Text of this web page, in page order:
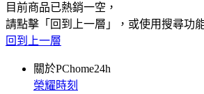
目前商品已熱銷一空，
請點擊「回到上一層」，或使用搜尋功
回到上一層
關於PChome24h
榮耀時刻